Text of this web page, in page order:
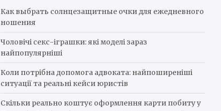
Как выбрать солнцезащитные очки для ежедневного
ношения
Чоловічі секс-іграшки: які моделі зараз
найпопулярніші
Коли потрібна допомога адвоката: найпоширеніші
ситуації та реальні кейси юристів
Скільки реально коштує оформлення карти побиту у